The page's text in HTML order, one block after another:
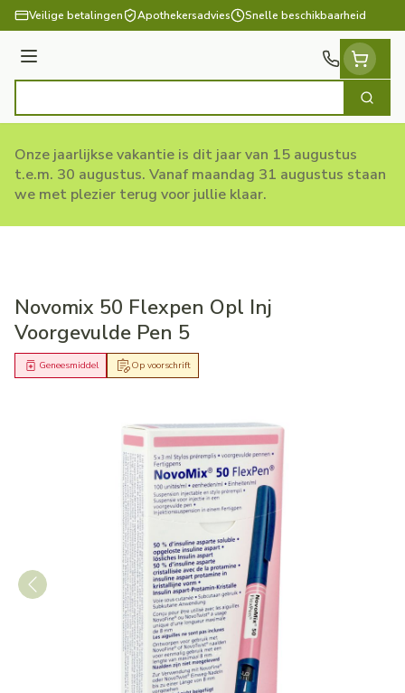
Ga naar de inhoud
Veilige betalingen Apothekersadvies Snelle beschikbaarheid
Menu
Zoek
Onze jaarlijkse vakantie is dit jaar van 15 augustus
t.e.m. 30 augustus. Vanaf maandag 31 augustus staan
we met plezier terug voor jullie klaar.
Novomix 50 Flexpen Opl Inj
Voorgevulde Pen 5
Op voorschrift
Geneesmiddel